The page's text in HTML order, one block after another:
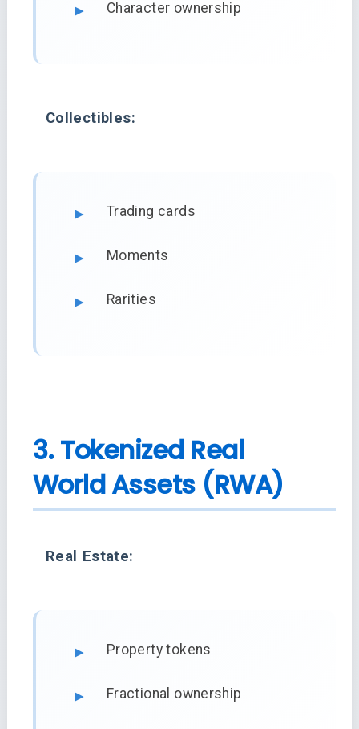
Character ownership
Collectibles:
Trading cards
Moments
Rarities
3. Tokenized Real
World Assets (RWA)
Real Estate:
Property tokens
Fractional ownership